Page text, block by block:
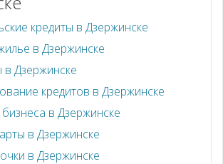
кредиты в Дзержинске
в Дзержинске
в Дзержинске
кредитов в Дзержинске
в Дзержинске
в Дзержинске
в Дзержинске